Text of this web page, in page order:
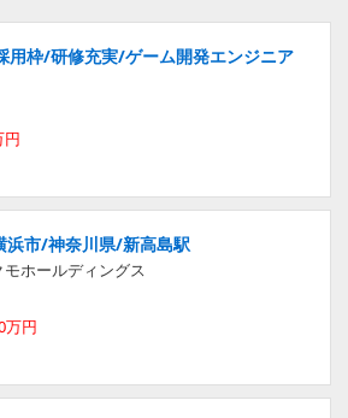
用枠/研修充実/ゲーム開発エンジニア
円
浜市/神奈川県/新高島駅
ホールディングス
万円